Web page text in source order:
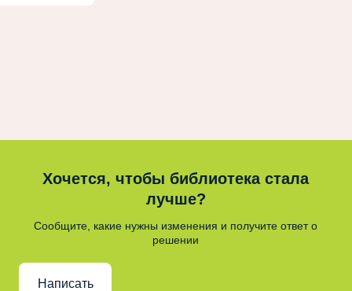
Хочется, чтобы библиотека стала
лучше?
Сообщите, какие нужны изменения и получите ответ о
решении
Написать